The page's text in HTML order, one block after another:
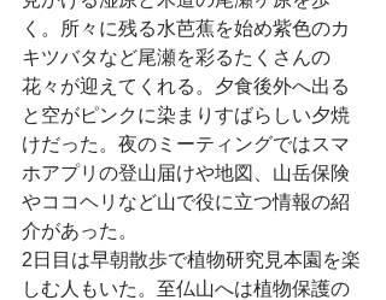
く。所々に残る水芭蕉を始め紫色のカ
キツバタなど尾瀬を彩るたくさんの
花々が迎えてくれる。夕食後外へ出る
と空がピンクに染まりすばらしい夕焼
けだった。夜のミーティングではスマ
ホアプリの登山届けや地図、山岳保険
やココヘリなど山で役に立つ情報の紹
介があった。
2日目は早朝散歩で植物研究見本園を楽
しむ人もいた。至仏山へは植物保護の